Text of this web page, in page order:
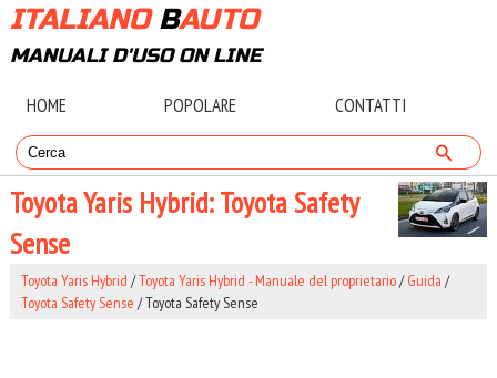
ITALIANOBAUTO
MANUALI D'USO ON LINE
HOME POPOLARE CONTATTI
Toyota Yaris Hybrid: Toyota Safety
Sense
Toyota Yaris Hybrid /Toyota Yaris Hybrid - Manuale del proprietario/Guida /
Toyota Safety Sense / Toyota Safety Sense